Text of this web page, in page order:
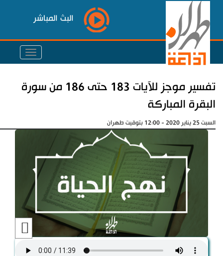
البث المباشر
تفسير موجز للآيات 183 حتى 186 من سورة
البقرة المباركة
السبت 25 يناير 2020 - 12:00 بتوقيت طهران